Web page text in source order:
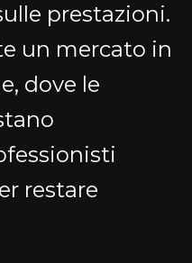
prestazioni.
un mercato in
dove le
restare